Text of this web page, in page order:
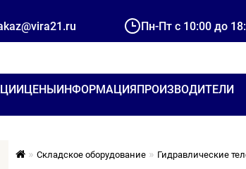
Пн-Пт с 10:00 до
ЦЕНЫИНФОРМАЦИЯПРОИЗВОДИТЕЛИ
Складское оборудование Гидравлические